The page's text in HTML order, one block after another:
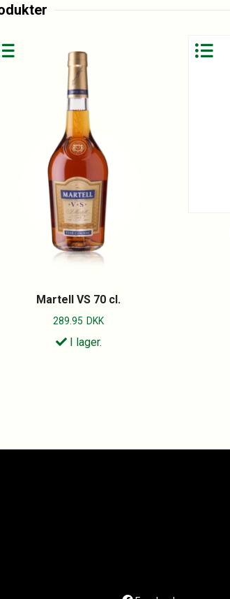
Martell VS 70 cl.
289.95 DKK
I lager.